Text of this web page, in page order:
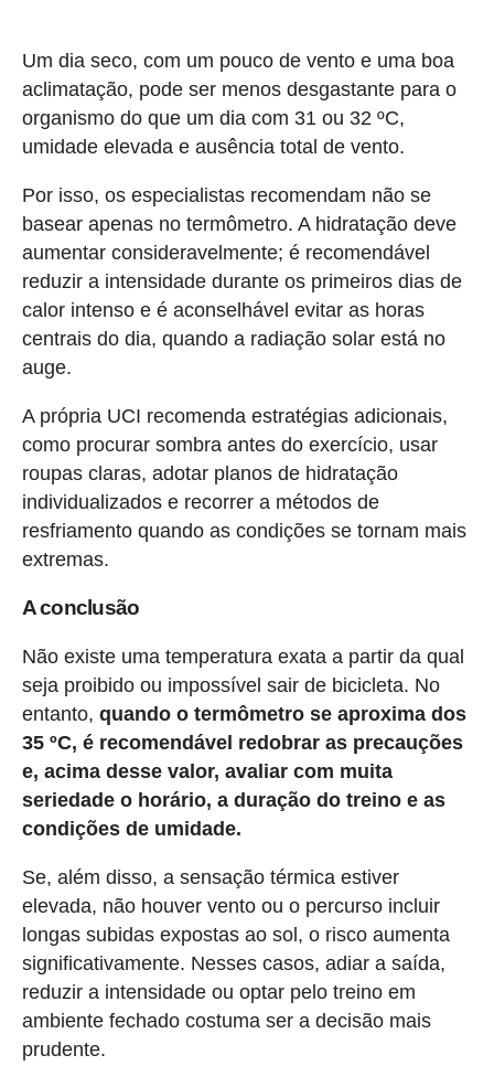
Um dia seco, com um pouco de vento e uma boa
aclimatação, pode ser menos desgastante para o
organismo do que um dia com 31 ou 32 ºC,
umidade elevada e ausência total de vento.
Por isso, os especialistas recomendam não se
basear apenas no termômetro. A hidratação deve
aumentar consideravelmente; é recomendável
reduzir a intensidade durante os primeiros dias de
calor intenso e é aconselhável evitar as horas
centrais do dia, quando a radiação solar está no
auge.
A própria UCI recomenda estratégias adicionais,
como procurar sombra antes do exercício, usar
roupas claras, adotar planos de hidratação
individualizados e recorrer a métodos de
resfriamento quando as condições se tornam mais
extremas.
A conclusão
Não existe uma temperatura exata a partir da qual
seja proibido ou impossível sair de bicicleta. No
entanto, quando o termômetro se aproxima dos
35 ºC, é recomendável redobrar as precauções
e, acima desse valor, avaliar com muita
seriedade o horário, a duração do treino e as
condições de umidade.
Se, além disso, a sensação térmica estiver
elevada, não houver vento ou o percurso incluir
longas subidas expostas ao sol, o risco aumenta
significativamente. Nesses casos, adiar a saída,
reduzir a intensidade ou optar pelo treino em
ambiente fechado costuma ser a decisão mais
prudente.